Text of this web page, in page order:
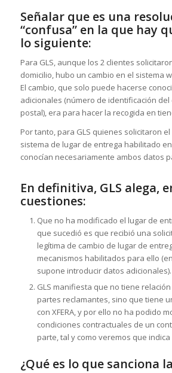
Señalar que es una
“confusa” en la que hay
lo siguiente:
Para GLS, aunque los 2 clientes
domicilio, hubo un cambio en el sistema
El cambio, que solo puede hacerse
adicionales (número de identificación del
postal), era para hacer la recogida en
Por tanto, para GLS quienes solicitaron
sistema de lugar de entrega habilitado
conocían necesariamente ambos datos
En definitiva, GLS alega,
cuestiones:
Que no ha modificado el lugar de
que sucedió es que recibió una
legítima de cambio de lugar de
mecanismos habilitados para ello
supone introducir datos adicionales).
GLS manifiesta que no tiene
partes reclamantes, sino que tiene
con XFERA, y por ello no ha podido
condiciones contractuales de un
parte, tal y como veremos que indica
¿Qué es lo que sanciona